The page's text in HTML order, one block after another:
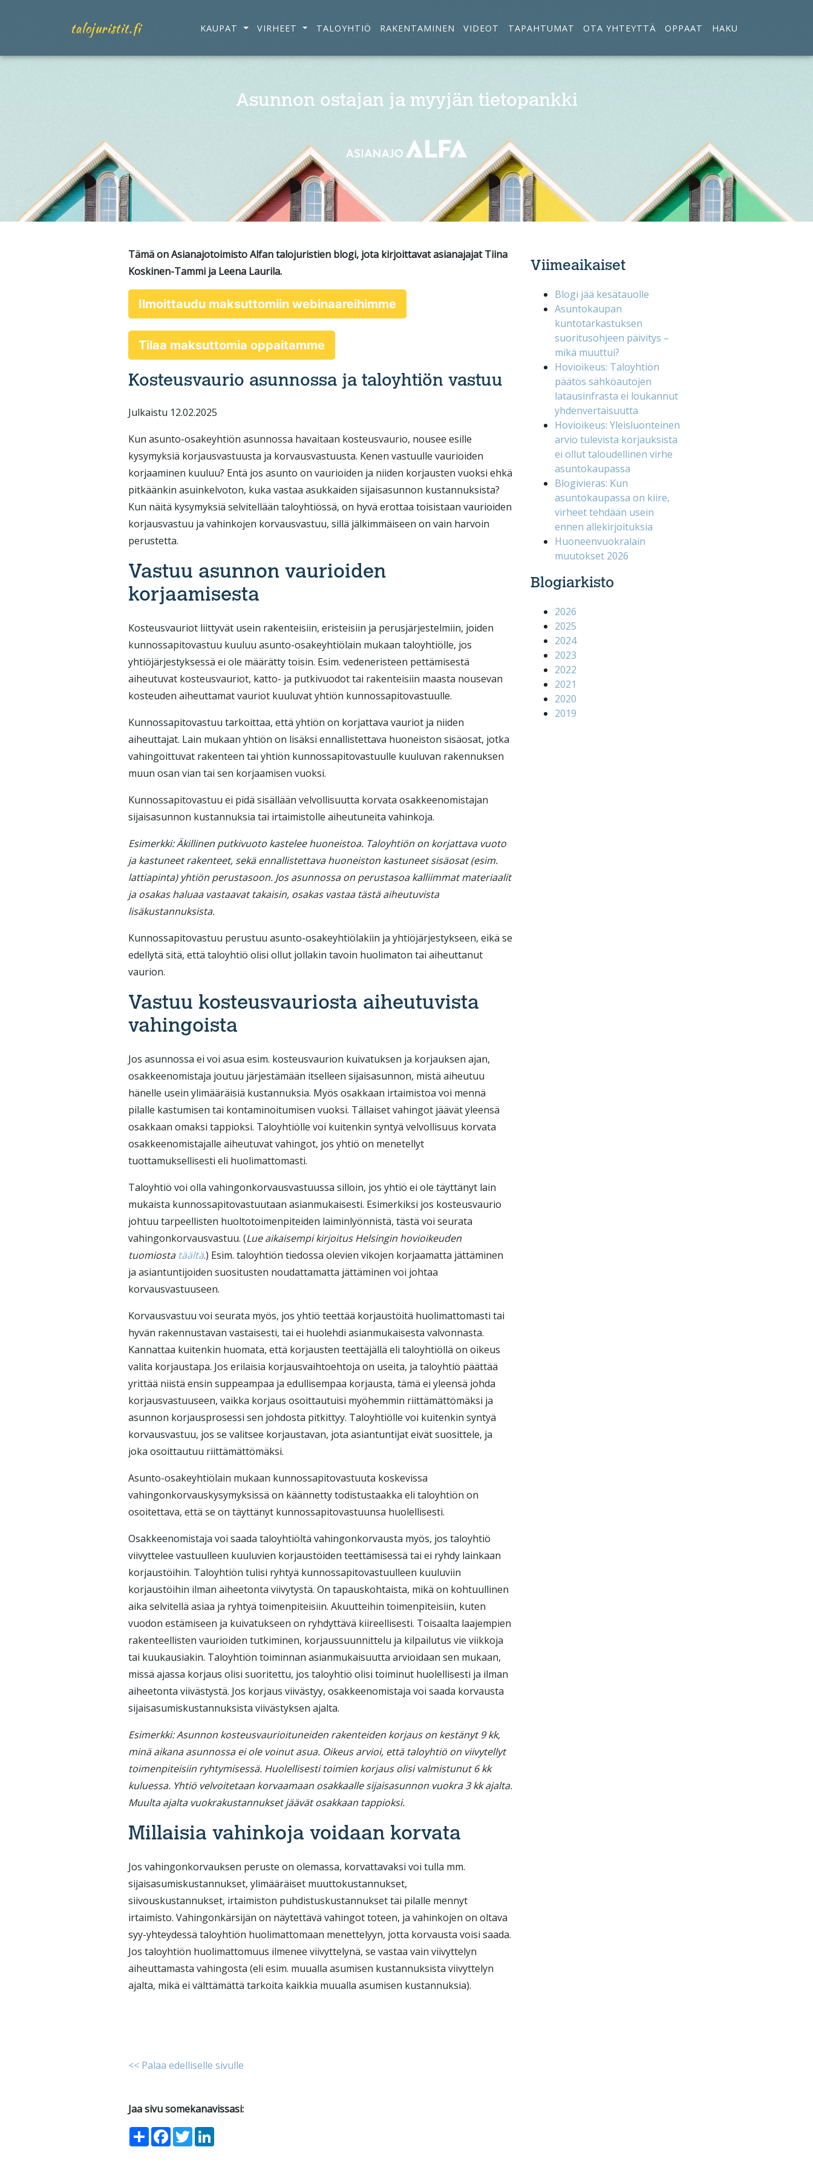
talojuristit.fi KAUPAT VIRHEET TALOYHTIÖ RAKENTAMINEN VIDEOT TAPAHTUMAT OTA YHTEYTTÄ OPPAAT HAKU
Asunnon ostajan ja myyjän tietopankki
Tämä on Asianajotoimisto Alfan talojuristien blogi, jota kirjoittavat asianajajat Tiina
Koskinen-Tammi ja Leena Laurila.
Ilmoittaudu maksuttomiin webinaareihimme
Tilaa maksuttomia oppaitamme
Kosteusvaurio asunnossa ja taloyhtiön vastuu
Julkaistu 12.02.2025
Kun asunto-osakeyhtiön asunnossa havaitaan kosteusvaurio, nousee esille
kysymyksiä korjausvastuusta ja korvausvastuusta. Kenen vastuulle vaurioiden
korjaaminen kuuluu? Entä jos asunto on vaurioiden ja niiden korjausten vuoksi ehkä
pitkäänkin asuinkelvoton, kuka vastaa asukkaiden sijaisasunnon kustannuksista?
Kun näitä kysymyksiä selvitellään taloyhtiössä, on hyvä erottaa toisistaan vaurioiden
korjausvastuu ja vahinkojen korvausvastuu, sillä jälkimmäiseen on vain harvoin
perustetta.
Vastuu asunnon vaurioiden
korjaamisesta
Kosteusvauriot liittyvät usein rakenteisiin, eristeisiin ja perusjärjestelmiin, joiden
kunnossapitovastuu kuuluu asunto-osakeyhtiölain mukaan taloyhtiölle, jos
yhtiöjärjestyksessä ei ole määrätty toisin. Esim. vedeneristeen pettämisestä
aiheutuvat kosteusvauriot, katto- ja putkivuodot tai rakenteisiin maasta nousevan
kosteuden aiheuttamat vauriot kuuluvat yhtiön kunnossapitovastuulle.
Kunnossapitovastuu tarkoittaa, että yhtiön on korjattava vauriot ja niiden
aiheuttajat. Lain mukaan yhtiön on lisäksi ennallistettava huoneiston sisäosat, jotka
vahingoittuvat rakenteen tai yhtiön kunnossapitovastuulle kuuluvan rakennuksen
muun osan vian tai sen korjaamisen vuoksi.
Kunnossapitovastuu ei pidä sisällään velvollisuutta korvata osakkeenomistajan
sijaisasunnon kustannuksia tai irtaimistolle aiheutuneita vahinkoja.
Esimerkki: Äkillinen putkivuoto kastelee huoneistoa. Taloyhtiön on korjattava vuoto
ja kastuneet rakenteet, sekä ennallistettava huoneiston kastuneet sisäosat (esim.
lattiapinta) yhtiön perustasoon. Jos asunnossa on perustasoa kalliimmat materiaalit
ja osakas haluaa vastaavat takaisin, osakas vastaa tästä aiheutuvista
lisäkustannuksista.
Kunnossapitovastuu perustuu asunto-osakeyhtiölakiin ja yhtiöjärjestykseen, eikä se
edellytä sitä, että taloyhtiö olisi ollut jollakin tavoin huolimaton tai aiheuttanut
vaurion.
Vastuu kosteusvauriosta aiheutuvista
vahingoista
Jos asunnossa ei voi asua esim. kosteusvaurion kuivatuksen ja korjauksen ajan,
osakkeenomistaja joutuu järjestämään itselleen sijaisasunnon, mistä aiheutuu
hänelle usein ylimääräisiä kustannuksia. Myös osakkaan irtaimistoa voi mennä
pilalle kastumisen tai kontaminoitumisen vuoksi. Tällaiset vahingot jäävät yleensä
osakkaan omaksi tappioksi. Taloyhtiölle voi kuitenkin syntyä velvollisuus korvata
osakkeenomistajalle aiheutuvat vahingot, jos yhtiö on menetellyt
tuottamuksellisesti eli huolimattomasti.
Taloyhtiö voi olla vahingonkorvausvastuussa silloin, jos yhtiö ei ole täyttänyt lain
mukaista kunnossapitovastuutaan asianmukaisesti. Esimerkiksi jos kosteusvaurio
johtuu tarpeellisten huoltotoimenpiteiden laiminlyönnistä, tästä voi seurata
vahingonkorvausvastuu. (Lue aikaisempi kirjoitus Helsingin hovioikeuden
tuomiosta täältä.) Esim. taloyhtiön tiedossa olevien vikojen korjaamatta jättäminen
ja asiantuntijoiden suositusten noudattamatta jättäminen voi johtaa
korvausvastuuseen.
Korvausvastuu voi seurata myös, jos yhtiö teettää korjaustöitä huolimattomasti tai
hyvän rakennustavan vastaisesti, tai ei huolehdi asianmukaisesta valvonnasta.
Kannattaa kuitenkin huomata, että korjausten teettäjällä eli taloyhtiöllä on oikeus
valita korjaustapa. Jos erilaisia korjausvaihtoehtoja on useita, ja taloyhtiö päättää
yrittää niistä ensin suppeampaa ja edullisempaa korjausta, tämä ei yleensä johda
korjausvastuuseen, vaikka korjaus osoittautuisi myöhemmin riittämättömäksi ja
asunnon korjausprosessi sen johdosta pitkittyy. Taloyhtiölle voi kuitenkin syntyä
korvausvastuu, jos se valitsee korjaustavan, jota asiantuntijat eivät suosittele, ja
joka osoittautuu riittämättömäksi.
Asunto-osakeyhtiölain mukaan kunnossapitovastuuta koskevissa
vahingonkorvauskysymyksissä on käännetty todistustaakka eli taloyhtiön on
osoitettava, että se on täyttänyt kunnossapitovastuunsa huolellisesti.
Osakkeenomistaja voi saada taloyhtiöltä vahingonkorvausta myös, jos taloyhtiö
viivyttelee vastuulleen kuuluvien korjaustöiden teettämisessä tai ei ryhdy lainkaan
korjaustöihin. Taloyhtiön tulisi ryhtyä kunnossapitovastuulleen kuuluviin
korjaustöihin ilman aiheetonta viivytystä. On tapauskohtaista, mikä on kohtuullinen
aika selvitellä asiaa ja ryhtyä toimenpiteisiin. Akuutteihin toimenpiteisiin, kuten
vuodon estämiseen ja kuivatukseen on ryhdyttävä kiireellisesti. Toisaalta laajempien
rakenteellisten vaurioiden tutkiminen, korjaussuunnittelu ja kilpailutus vie viikkoja
tai kuukausiakin. Taloyhtiön toiminnan asianmukaisuutta arvioidaan sen mukaan,
missä ajassa korjaus olisi suoritettu, jos taloyhtiö olisi toiminut huolellisesti ja ilman
aiheetonta viivästystä. Jos korjaus viivästyy, osakkeenomistaja voi saada korvausta
sijaisasumiskustannuksista viivästyksen ajalta.
Esimerkki: Asunnon kosteusvaurioituneiden rakenteiden korjaus on kestänyt 9 kk,
minä aikana asunnossa ei ole voinut asua. Oikeus arvioi, että taloyhtiö on viivytellyt
toimenpiteisiin ryhtymisessä. Huolellisesti toimien korjaus olisi valmistunut 6 kk
kuluessa. Yhtiö velvoitetaan korvaamaan osakkaalle sijaisasunnon vuokra 3 kk ajalta.
Muulta ajalta vuokrakustannukset jäävät osakkaan tappioksi.
Millaisia vahinkoja voidaan korvata
Jos vahingonkorvauksen peruste on olemassa, korvattavaksi voi tulla mm.
sijaisasumiskustannukset, ylimääräiset muuttokustannukset,
siivouskustannukset, irtaimiston puhdistuskustannukset tai pilalle mennyt
irtaimisto. Vahingonkärsijän on näytettävä vahingot toteen, ja vahinkojen on oltava
syy-yhteydessä taloyhtiön huolimattomaan menettelyyn, jotta korvausta voisi saada.
Jos taloyhtiön huolimattomuus ilmenee viivyttelynä, se vastaa vain viivyttelyn
aiheuttamasta vahingosta (eli esim. muualla asumisen kustannuksista viivyttelyn
ajalta, mikä ei välttämättä tarkoita kaikkia muualla asumisen kustannuksia).
<< Palaa edelliselle sivulle
Jaa sivu somekanavissasi:
ShareFacebook
Twitter
Viimeaikaiset
Blogi jää kesätauolle
Asuntokaupan
kuntotarkastuksen
suoritusohjeen päivitys –
mikä muuttui?
Hovioikeus: Taloyhtiön
päätös sähköautojen
latausinfrasta ei loukannut
yhdenvertaisuutta
Hovioikeus: Yleisluonteinen
arvio tulevista korjauksista
ei ollut taloudellinen virhe
asuntokaupassa
Blogivieras: Kun
asuntokaupassa on kiire,
virheet tehdään usein
ennen allekirjoituksia
Huoneenvuokralain
muutokset 2026
Blogiarkisto
2026
2025
2024
2023
2022
2021
2020
2019